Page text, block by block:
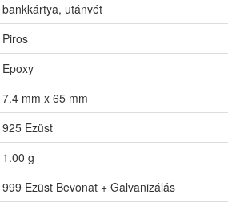
bankkártya, utánvét
Piros
Epoxy
7.4 mm x 65 mm
925 Ezüst
1.00 g
999 Ezüst Bevonat + Galvanizálás